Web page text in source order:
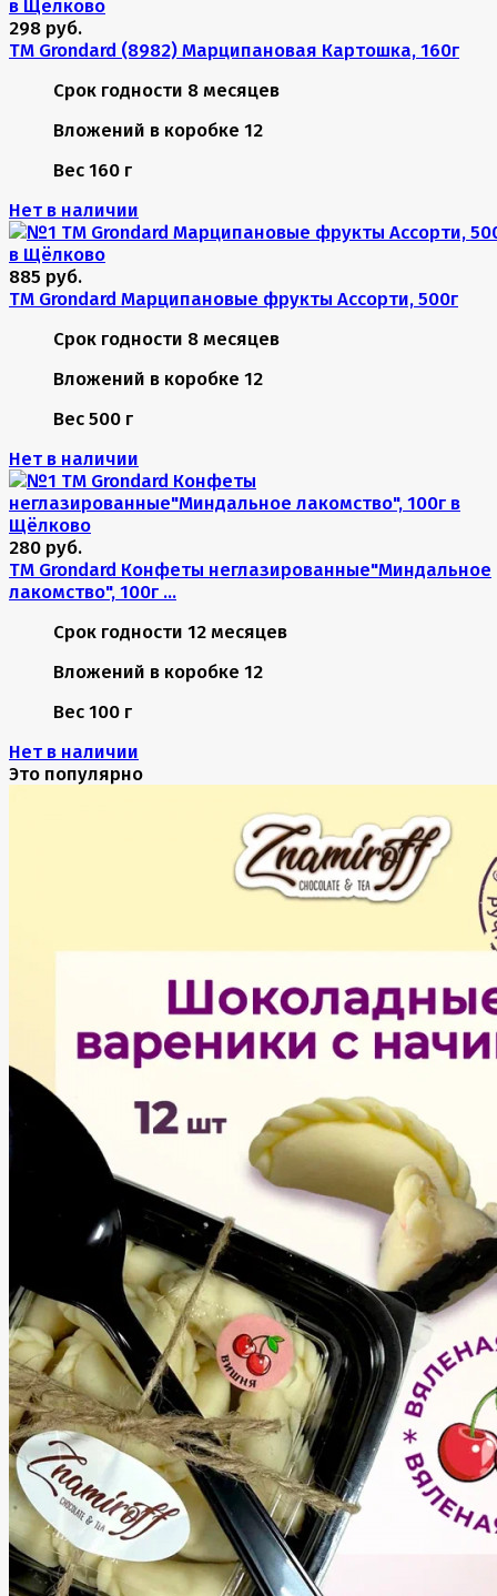
298 руб.
TM Grondard (8982) Марципановая Картошка, 160г
Срок годности 8 месяцев
Вложений в коробке 12
Вес 160 г
Нет в наличии
885 руб.
TM Grondard Марципановые фрукты Ассорти, 500г
Срок годности 8 месяцев
Вложений в коробке 12
Вес 500 г
Нет в наличии
280 руб.
TM Grondard Конфеты неглазированные"Миндальное
лакомство", 100г ...
Срок годности 12 месяцев
Вложений в коробке 12
Вес 100 г
Нет в наличии
Это популярно